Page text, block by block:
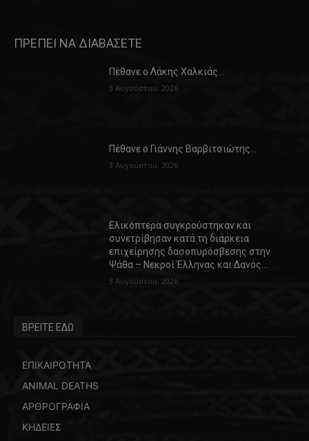
ΠΡΕΠΕΙ ΝΑ ΔΙΑΒΑΣΕΤΕ
Πέθανε ο Λάκης Χαλκιάς…
3 Αυγούστου, 2026
Πέθανε ο Γιάννης Βαρβιτσιώτης…
3 Αυγούστου, 2026
Ελικόπτερα συγκρούστηκαν και
συνετρίβησαν κατά τη διάρκεια
επιχείρησης δασοπυρόσβεσης στην
Ψάθα – Νεκροί Έλληνας και Δανός…
3 Αυγούστου, 2026
ΒΡΕΙΤΕ ΕΔΩ
ΕΠΙΚΑΙΡΟΤΗΤΑ
ANIMAL DEATHS
ΑΡΘΡΟΓΡΑΦΙΑ
ΚΗΔΕΙΕΣ